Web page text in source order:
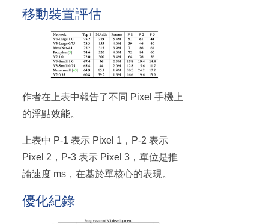
移動裝置評估
作者在上表中報告了不同 Pixel 手機上
的浮點效能。
上表中 P-1 表示 Pixel 1，P-2 表示
Pixel 2，P-3 表示 Pixel 3，單位是推
論速度 ms，在基於單核心的表現。
優化紀錄